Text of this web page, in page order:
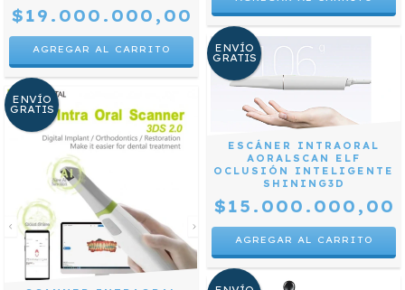
$19.000.000,00
AGREGAR AL CARRITO
ENVÍO
GRATIS
ENVÍO
GRATIS
ESCÁNER INTRAORAL
AORALSCAN ELF
OCLUSIÓN INTELIGENTE
SHINING3D
$15.000.000,00